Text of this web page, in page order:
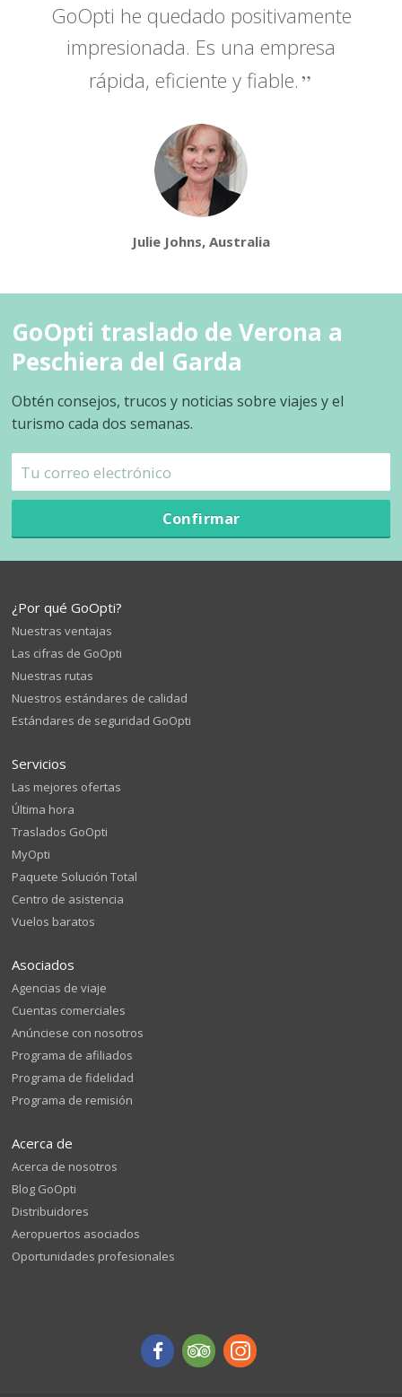
GoOpti he quedado positivamente
impresionada. Es una empresa
rápida, eficiente y fiable.
Julie Johns, Australia
GoOpti traslado de Verona a
Peschiera del Garda
Obtén consejos, trucos y noticias sobre viajes y el
turismo cada dos semanas.
Confirmar
¿Por qué GoOpti?
Nuestras ventajas
Las cifras de GoOpti
Nuestras rutas
Nuestros estándares de calidad
Estándares de seguridad GoOpti
Servicios
Las mejores ofertas
Última hora
Traslados GoOpti
MyOpti
Paquete Solución Total
Centro de asistencia
Vuelos baratos
Asociados
Agencias de viaje
Cuentas comerciales
Anúnciese con nosotros
Programa de afiliados
Programa de fidelidad
Programa de remisión
Acerca de
Acerca de nosotros
Blog GoOpti
Distribuidores
Aeropuertos asociados
Oportunidades profesionales